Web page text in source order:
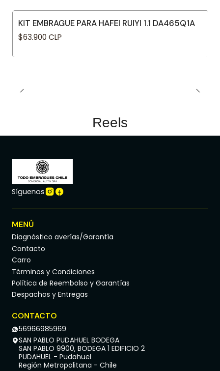
KIT EMBRAGUE PARA HAFEI RUIYI 1.1 DA465Q1A
$63.900 CLP
Reels
Síguenos
MENÚ
Diagnóstico averías/Garantía
Contacto
Carro
Términos y Condiciones
Política de Reembolso y Garantías
Despachos y Entregas
CONTACTO
56966985969
SAN PABLO PUDAHUEL BODEGA
SAN PABLO 9900, BODEGA 1 EDIFICIO 2
PUDAHUEL - Pudahuel
Región Metropolitana - Chile